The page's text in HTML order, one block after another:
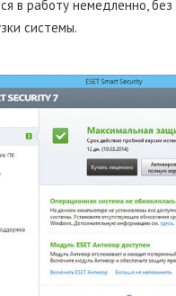
в работу немедленно,
системы.